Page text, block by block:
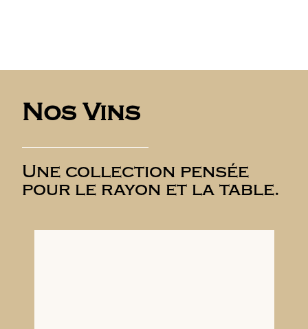
Nos Vins
Une collection pensée
pour le rayon et la table.